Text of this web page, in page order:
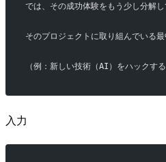
では、その成功体験をもう少し分解し
そのプロジェクトに取り組んでいる
（例：新しい技術（AI）をハックす
入力